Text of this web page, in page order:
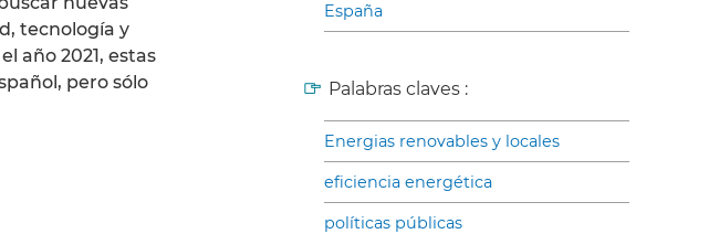
tecnología y
año 2021, estas
pero sólo
España
Palabras claves :
Energias renovables y locales
eficiencia energética
políticas públicas